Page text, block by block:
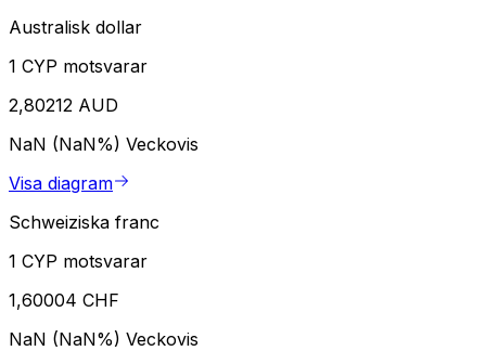
Australisk dollar
1 CYP motsvarar
2,80212 AUD
NaN (NaN%) Veckovis
Visa diagram
Schweiziska franc
1 CYP motsvarar
1,60004 CHF
NaN (NaN%) Veckovis